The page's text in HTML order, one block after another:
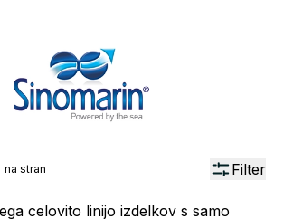
na stran Filter
celovito linijo izdelkov s samo